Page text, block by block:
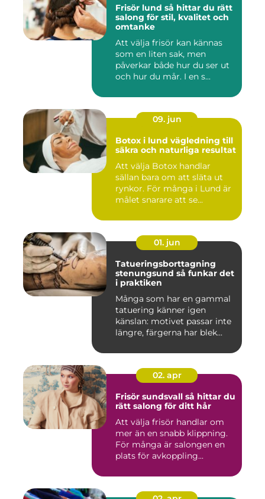
Frisör lund så hittar du rätt
salong för stil, kvalitet och
omtanke
Att välja frisör kan kännas
som en liten sak, men
påverkar både hur du ser ut
och hur du mår. I en s...
09. jun
Botox i lund vägledning till
säkra och naturliga resultat
Att välja Botox handlar
sällan bara om att släta ut
rynkor. För många i Lund är
målet snarare att se...
01. jun
Tatueringsborttagning
stenungsund så funkar det
i praktiken
Många som har en gammal
tatuering känner igen
känslan: motivet passar inte
längre, färgerna har blek...
02. apr
Frisör sundsvall så hittar du
rätt salong för ditt hår
Att välja frisör handlar om
mer än en snabb klippning.
För många är salongen en
plats för avkoppling...